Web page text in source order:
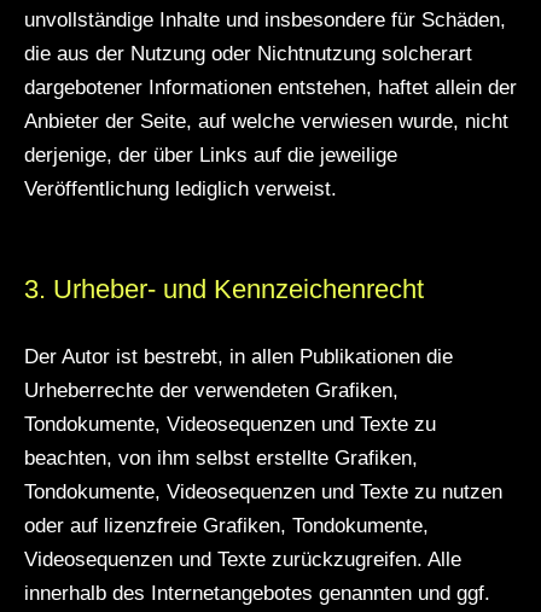
unvollständige Inhalte und insbesondere für Schäden,
die aus der Nutzung oder Nichtnutzung solcherart
dargebotener Informationen entstehen, haftet allein der
Anbieter der Seite, auf welche verwiesen wurde, nicht
derjenige, der über Links auf die jeweilige
Veröffentlichung lediglich verweist.
3. Urheber- und Kennzeichenrecht
Der Autor ist bestrebt, in allen Publikationen die
Urheberrechte der verwendeten Grafiken,
Tondokumente, Videosequenzen und Texte zu
beachten, von ihm selbst erstellte Grafiken,
Tondokumente, Videosequenzen und Texte zu nutzen
oder auf lizenzfreie Grafiken, Tondokumente,
Videosequenzen und Texte zurückzugreifen. Alle
innerhalb des Internetangebotes genannten und ggf.